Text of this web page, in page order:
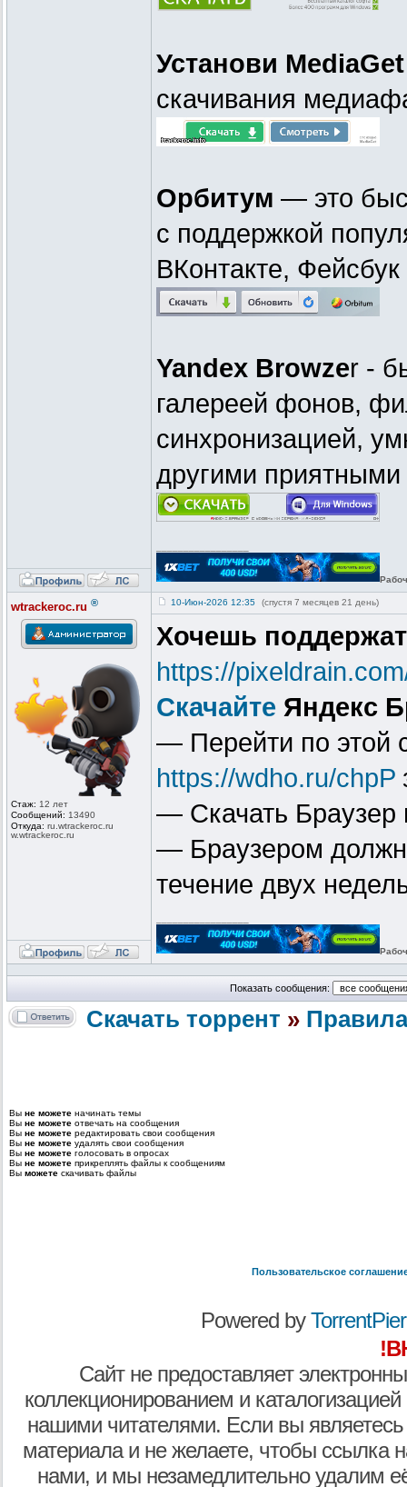
Установи MediaGet
скачивания
Орбитум — это
с поддержкой
ВКонтакте,
Yandex Browzer -
галереей фонов,
синхронизацией,
другими
wtrackeroc.ru ®
Стаж: 12 лет
Сообщений: 13490
Откуда: ru.wtrackeroc.ru
w.wtrackeroc .ru
10-Июн-2026 12:35 (спустя 7 месяцев 21 день)
Хочешь
https://
Скачайте Яндекс
— Перейти по этой
https://wdho.ru/chpP
— Скачать Браузер
— Браузером
течение двух
Показать сообщения:
Скачать торрент »
Вы не можете начинать темы
Вы не можете отвечать на сообщения
Вы не можете редактировать свои сообщения
Вы не можете удалять свои сообщения
Вы не можете голосовать в опросах
Вы не можете прикреплять файлы к сообщениям
Вы можете скачивать файлы
Пользовательское
Powered by
Сайт не предоставляет
коллекционированием и
нашими читателями. Если вы являетесь
материала и не желаете, чтобы ссылка
нами, и мы незамедлительно удалим